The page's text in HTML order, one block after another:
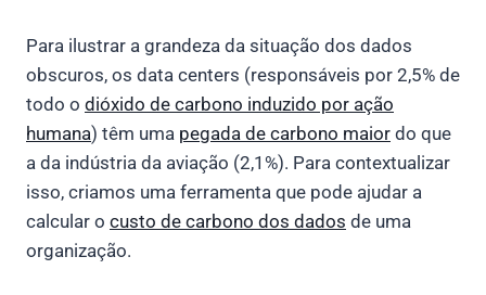
Para ilustrar a grandeza da situação dos dados
obscuros, os data centers (responsáveis ​​por 2,5% de
todo o dióxido de carbono induzido por ação
humana) têm uma pegada de carbono maior do que
a da indústria da aviação (2,1%). Para contextualizar
isso, criamos uma ferramenta que pode ajudar a
calcular o custo de carbono dos dados de uma
organização.